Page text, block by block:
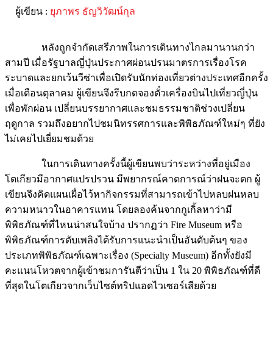
ผู้เขียน : ยุภาพร ธัญวิวัฒน์กุล
หลังถูกจำกัดเสรีภาพในการเดินทางไกลมานานกว่า
สามปี เมื่อรัฐบาลญี่ปุ่นประกาศผ่อนปรนมาตรการเรื่องโรค
ระบาดและยกเว้นวีซ่าเพื่อเปิดรับนักท่องเที่ยวต่างประเทศอีกครั้ง
เมื่อเดือนตุลาคม ผู้เขียนจึงรีบกดจองตั๋วเครื่องบินไปเที่ยวญี่ปุ่น
เพื่อพักผ่อน เปลี่ยนบรรยากาศและชมธรรมชาติช่วงเปลี่ยน
ฤดูกาล รวมถึงอยากไปชมนิทรรศการและพิพิธภัณฑ์ใหม่ๆ ที่ยัง
ไม่เคยไปเยี่ยมชมด้วย
ในการเดินทางครั้งนี้ผู้เขียนพบว่าระหว่างที่อยู่เมือง
โตเกียวมีอากาศแปรปรวน มีพยากรณ์คาดการณ์ว่าฝนจะตก ผู้
เขียนจึงคิดแผนเผื่อไว้หากิจกรรมที่สามารถเข้าไปหลบฝนหลบ
ความหนาวในอาคารแทน โดยลองค้นจากกูเกิ้ลหาว่ามี
พิพิธภัณฑ์ที่ไหนน่าสนใจบ้าง ปรากฏว่า Fire Museum หรือ
พิพิธภัณฑ์การดับเพลิงได้รับการแนะนำเป็นอันดับต้นๆ ของ
ประเภทพิพิธภัณฑ์เฉพาะเรื่อง (Specialty Museum) อีกทั้งยังมี
คะแนนโหวตจากผู้เข้าชมการันตีว่าเป็น 1 ใน 20 พิพิธภัณฑ์ที่ดี
ที่สุดในโตเกียวจากเว็บไซต์ทริปแอดไวเซอร์เสียด้วย